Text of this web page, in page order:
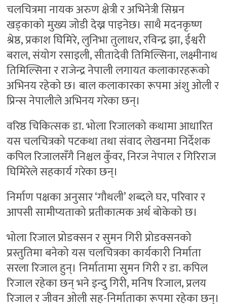
चलचित्रमा नायक अरुण क्षेत्री र अभिनेत्री सिम्रन
खड्काको मुख्य जोडी देख्न पाइनेछ। साथै मदनकृष्ण
श्रेष्ठ, प्रकाश घिमिरे, लुनिभा तुलाधर, रविन्द्र झा, ईश्वरी
बराल, संयोग रसाइली, सीतादेवी तिमिल्सिना, लक्ष्मीनाथ
तिमिल्सिना र राजेन्द्र नेपाली लगायत कलाकारहरूको
अभिनय रहेको छ। बाल कलाकारका रूपमा अंशु ओली र
प्रिन्स नेपालीले अभिनय गरेका छन्।
वरिष्ठ चिकित्सक डा. भोला रिजालको कथामा आधारित
यस चलचित्रको पटकथा तथा संवाद लेखनमा निर्देशक
कपिल रिजालसँगै निश्चल कुँवर, निरज नेपाल र गिरिराज
घिमिरेले सहकार्य गरेका छन्।
निर्माण पक्षका अनुसार ‘गौथली’ शब्दले घर, परिवार र
आपसी सामीप्यताको प्रतीकात्मक अर्थ बोकेको छ।
भोला रिजाल प्रोडक्सन र सुमन गिरी प्रोडक्सनको
प्रस्तुतिमा बनेको यस चलचित्रका कार्यकारी निर्माता
सरला रिजाल हुन्। निर्मातामा सुमन गिरी र डा. कपिल
रिजाल रहेका छन् भने इन्दु गिरी, मनिष रिजाल, प्रलय
रिजाल र जीवन ओली सह-निर्माताका रूपमा रहेका छन्।